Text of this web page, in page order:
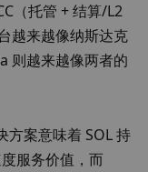
（托管 + 结算/L2
越来越像纳斯达克
则越来越像两者的
方案意味着 SOL 持
服务价值，而